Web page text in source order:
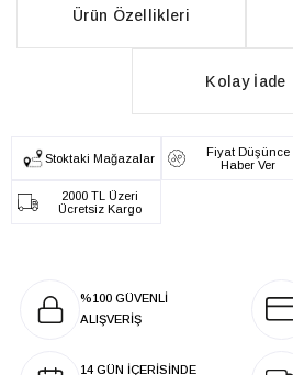
Ürün Özellikleri
Kolay İade
Stoktaki Mağazalar
Fiyat Düşünce
Haber Ver
2000 TL Üzeri
Ücretsiz Kargo
%100 GÜVENLİ
ALIŞVERİŞ
14 GÜN İÇERİSİNDE